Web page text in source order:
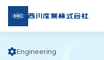
西川
産業
Engineering